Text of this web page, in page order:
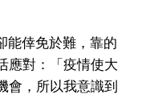
能倖免於難，靠的
應對：「疫情使大
會，所以我意識到